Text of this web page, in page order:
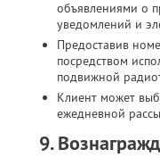
объявлениями о
уведомлений и
Предоставив
посредством
подвижной
Клиент может
ежедневной
9.